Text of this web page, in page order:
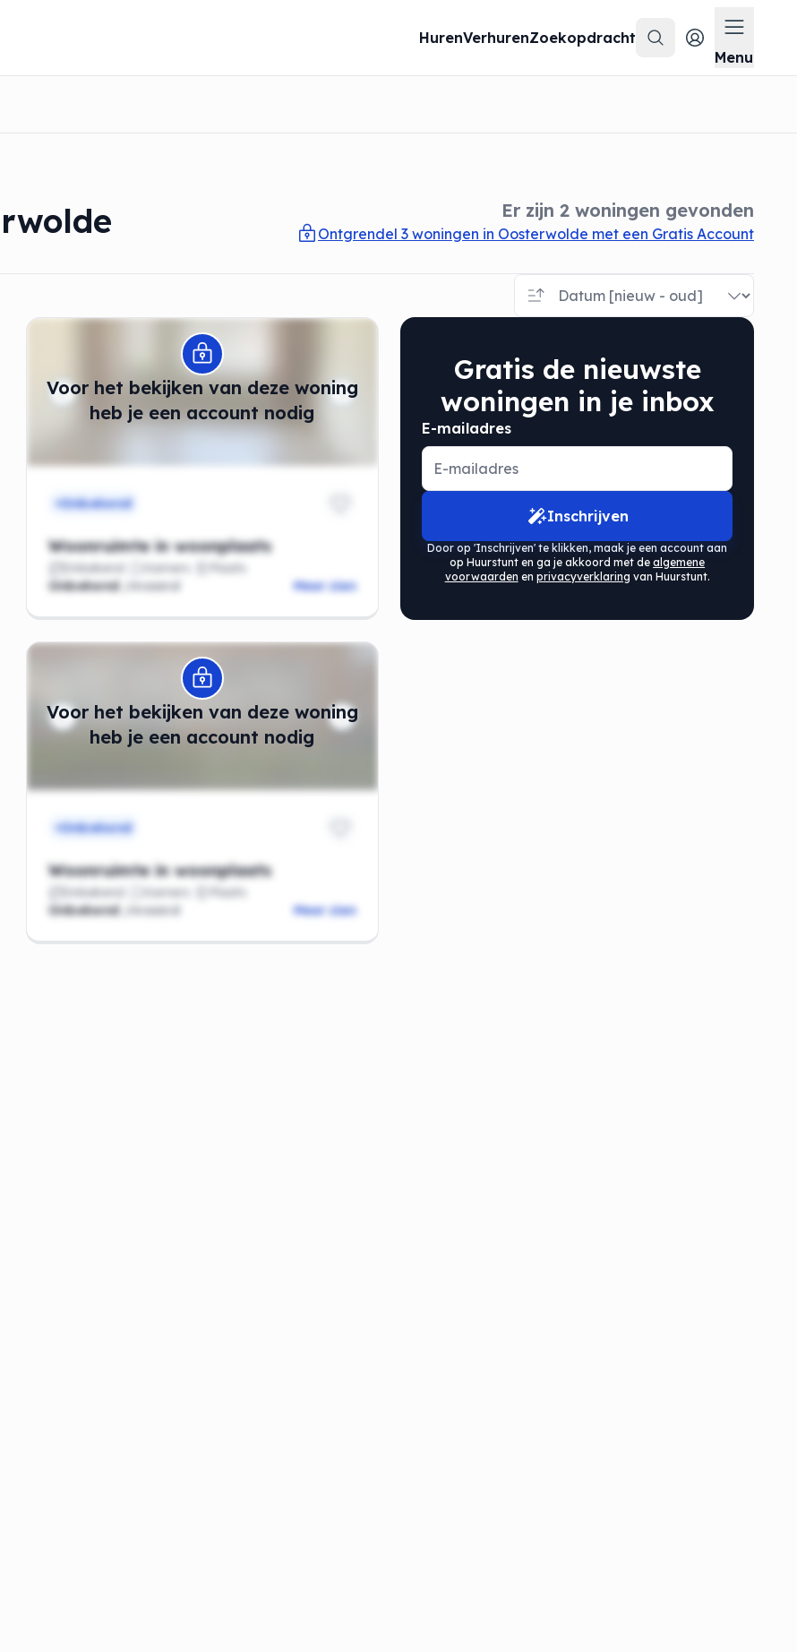
HurenVerhurenZoekopdracht
Zoeken
Menu
Menu
Er zijn 2 woningen gevonden
Ontgrendel 3 woningen in Oosterwolde met een Gratis Account
Voor het bekijken van deze woning
heb je een account nodig
Modal openen
Onbekend
Woonruimte in woonplaats
Onbekend Kamers
Plaats
Onbekend
/maand Meer zien
Gratis de nieuwste
woningen in je inbox
E-mailadres
Inschrijven
Door op 'Inschrijven' te klikken, maak je een account aan
op Huurstunt en ga je akkoord met dealgemene
voorwaarden en privacyverklaring van Huurstunt.
Voor het bekijken van deze woning
heb je een account nodig
Modal openen
Onbekend
Woonruimte in woonplaats
Onbekend Kamers
Plaats
Onbekend
/maand Meer zien